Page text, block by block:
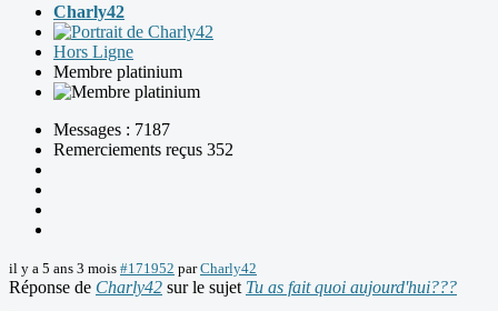
Charly42
Hors Ligne
Membre platinium
Messages : 7187
Remerciements reçus 352
il y a 5 ans 3 mois #171952 parCharly42
Réponse de Charly42 sur le sujet Tu as fait quoi aujourd'hui???